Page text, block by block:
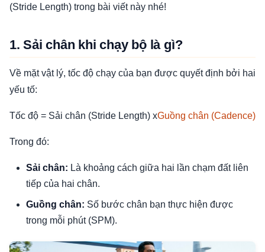
(Stride Length) trong bài viết này nhé!
1. Sải chân khi chạy bộ là gì?
Về mặt vật lý, tốc độ chạy của bạn được quyết định bởi hai
yếu tố:
Tốc độ = Sải chân (Stride Length) xGuồng chân (Cadence)
Trong đó:
Sải chân: Là khoảng cách giữa hai lần chạm đất liên
tiếp của hai chân.
Guồng chân: Số bước chân bạn thực hiện được
trong mỗi phút (SPM).